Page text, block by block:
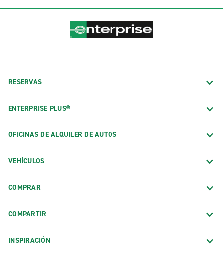
RESERVAS
ENTERPRISE PLUS®
OFICINAS DE ALQUILER DE AUTOS
VEHÍCULOS
COMPRAR
COMPARTIR
INSPIRACIÓN